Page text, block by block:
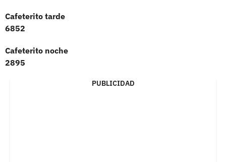
Cafeterito tarde
6852
Cafeterito noche
2895
PUBLICIDAD